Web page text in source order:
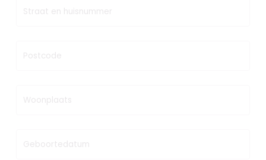
Straat en huisnummer
Postcode
Woonplaats
Geboortedatum